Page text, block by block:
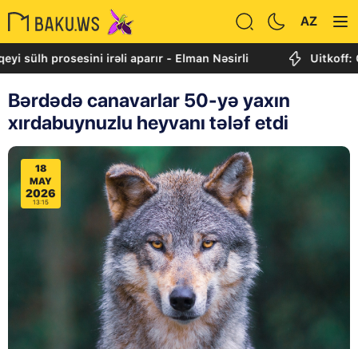
AZ
irəli aparır - Elman Nəsirli Uitkoff:
Bərdədə canavarlar 50-yə yaxın
xırdabuynuzlu heyvanı tələf etdi
18
MAY
2026
13:15